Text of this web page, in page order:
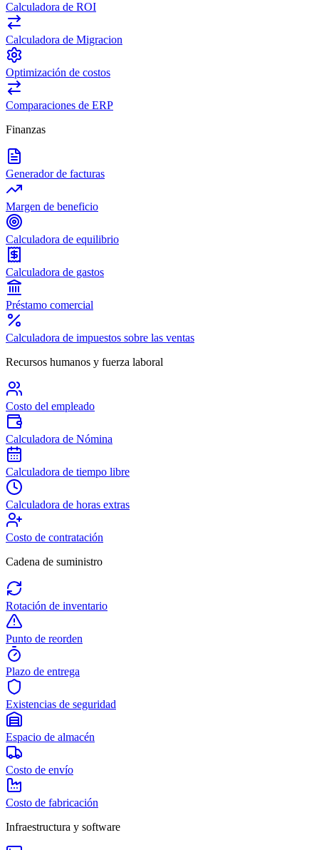
Calculadora de ROI
Calculadora de Migracion
Optimización de costos
Comparaciones de ERP
Finanzas
Generador de facturas
Margen de beneficio
Calculadora de equilibrio
Calculadora de gastos
Préstamo comercial
Calculadora de impuestos sobre las ventas
Recursos humanos y fuerza laboral
Costo del empleado
Calculadora de Nómina
Calculadora de tiempo libre
Calculadora de horas extras
Costo de contratación
Cadena de suministro
Rotación de inventario
Punto de reorden
Plazo de entrega
Existencias de seguridad
Espacio de almacén
Costo de envío
Costo de fabricación
Infraestructura y software